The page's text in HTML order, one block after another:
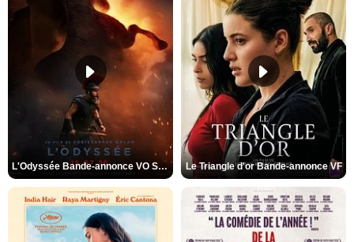
L'Odyssée Bande-annonce VO STFR Le Triangle d'or Bande-annonce VF